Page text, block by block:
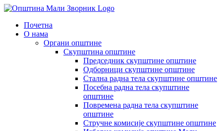
Skip
contentПочетна
О нама
Органи општине
Скупштина општине
Председник скупштине општине
Одборници скупштине општине
Стална радна тела скупштине општине
Посебна радна тела скупштине
општине
Повремена радна тела скупштине
општине
Стручне комисије скупштине општине